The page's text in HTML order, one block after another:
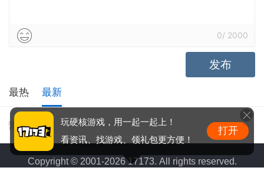
0/ 2000
发布
最热 最新
暂无评价
Copyright © 2001-2026 17173. All rights reserved.
玩硬核游戏，用一起一起上！
看资讯、找游戏、领礼包更方便！
打开